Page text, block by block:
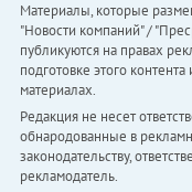
Материалы, которые
"Новости компаний" /
публикуются на правах
подготовке этого
материалах.
Редакция не несет
обнародованные в
законодательству,
рекламодатель.